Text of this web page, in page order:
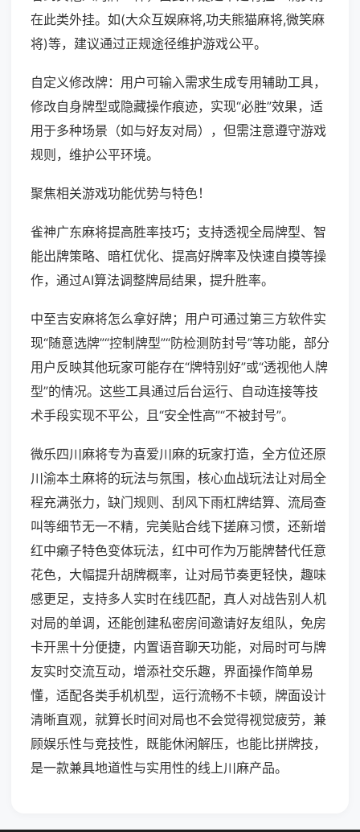
在此类外挂。如(大众互娱麻将,功夫熊猫麻将,微笑麻
将)等，建议通过正规途径维护游戏公平。
自定义修改牌：用户可输入需求生成专用辅助工具，
修改自身牌型或隐藏操作痕迹，实现“必胜”效果，适
用于多种场景（如与好友对局），但需注意遵守游戏
规则，维护公平环境。
聚焦相关游戏功能优势与特色！
雀神广东麻将提高胜率技巧；支持透视全局牌型、智
能出牌策略、暗杠优化、提高好牌率及快速自摸等操
作，通过AI算法调整牌局结果，提升胜率。
中至吉安麻将怎么拿好牌；用户可通过第三方软件实
现“随意选牌”“控制牌型”“防检测防封号”等功能，部分
用户反映其他玩家可能存在“牌特别好”或“透视他人牌
型”的情况。这些工具通过后台运行、自动连接等技
术手段实现不平公，且“安全性高”“不被封号”。
微乐四川麻将专为喜爱川麻的玩家打造，全方位还原
川渝本土麻将的玩法与氛围，核心血战玩法让对局全
程充满张力，缺门规则、刮风下雨杠牌结算、流局查
叫等细节无一不精，完美贴合线下搓麻习惯，还新增
红中癞子特色变体玩法，红中可作为万能牌替代任意
花色，大幅提升胡牌概率，让对局节奏更轻快，趣味
感更足，支持多人实时在线匹配，真人对战告别人机
对局的单调，还能创建私密房间邀请好友组队，免房
卡开黑十分便捷，内置语音聊天功能，对局时可与牌
友实时交流互动，增添社交乐趣，界面操作简单易
懂，适配各类手机机型，运行流畅不卡顿，牌面设计
清晰直观，就算长时间对局也不会觉得视觉疲劳，兼
顾娱乐性与竞技性，既能休闲解压，也能比拼牌技，
是一款兼具地道性与实用性的线上川麻产品。